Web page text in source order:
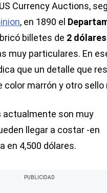
Currency Auctions,
, en 1890 el
billetes de 2 dólares
muy particulares. En
que un detalle que
color marrón y otro sello
actualmente son muy
llegar a costar -en
en 4,500 dólares.